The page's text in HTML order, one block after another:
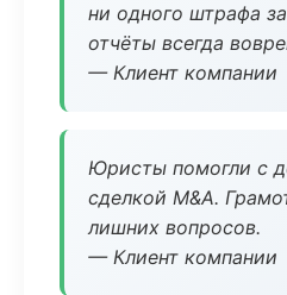
ни одного штрафа
отчёты всегда
— Клиент компании
Юристы помогли с
сделкой M&A.
лишних вопросов.
— Клиент компании